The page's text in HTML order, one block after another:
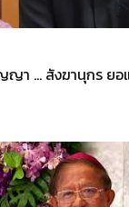
ญา … สังฆานุกร ย